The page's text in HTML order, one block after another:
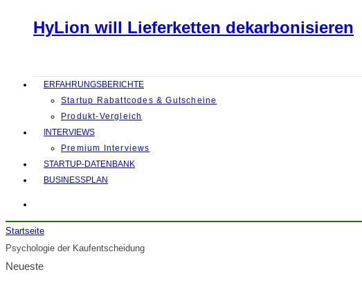
HyLion will Lieferketten dekarbonisieren
ERFAHRUNGSBERICHTE
Startup Rabattcodes & Gutscheine
Produkt-Vergleich
INTERVIEWS
Premium Interviews
STARTUP-DATENBANK
BUSINESSPLAN
Startseite
Psychologie der Kaufentscheidung
Neueste